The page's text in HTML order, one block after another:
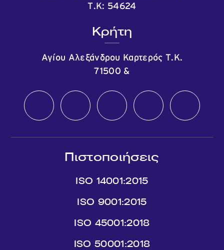
Τ.Κ: 54624
Κρήτη
Αγίου Αλεξάνδρου Καρτερός Τ.Κ.
71500 &
Πιστοποιήσεις
ISO 14001:2015
ISO 9001:2015
ISO 45001:2018
ISO 50001:2018